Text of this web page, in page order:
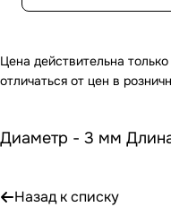
Цена действительна
отличаться от цен в
Диаметр - 3 мм
Назад к списку